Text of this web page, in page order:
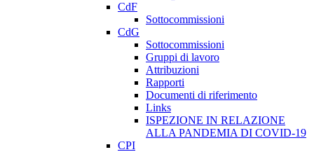
CdF
Sottocommissioni
CdG
Sottocommissioni
Gruppi di lavoro
Attribuzioni
Rapporti
Documenti di riferimento
Links
ISPEZIONE IN RELAZIONE
ALLA PANDEMIA DI COVID-19
CPI